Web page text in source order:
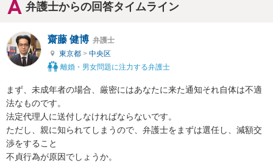
弁護士からの回答タイムライン
齋藤 健博 弁護士
東京都 > 中央区
離婚・男女問題に注力する弁護士
まず、未成年者の場合、厳密にはあなたに来た通知それ自体は不適
法なものです。
法定代理人に送付しなければならないです。
ただし、親に知られてしまうので、弁護士をまずは選任し、減額交
渉をすること
不貞行為が原因でしょうか。